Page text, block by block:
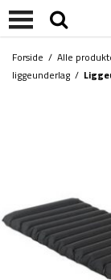
Forside / Alle
liggeunderlag /